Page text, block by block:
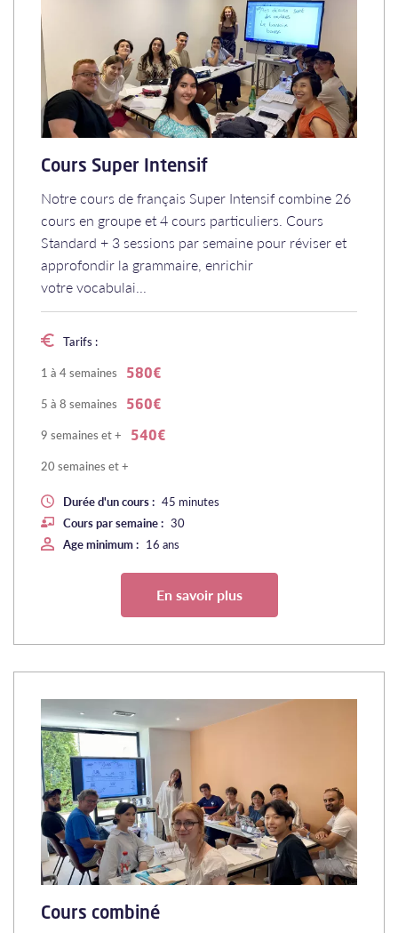
Cours Super Intensif
Notre cours de français Super Intensif combine 26
cours en groupe et 4 cours particuliers. Cours
Standard + 3 sessions par semaine pour réviser et
approfondir la grammaire, enrichir
votre vocabulai...
Tarifs :
1 à 4 semaines
580€
5 à 8 semaines 560€
9 semaines et + 540€
20 semaines et +
Durée d'un cours : 45 minutes
Cours par semaine : 30
Age minimum : 16 ans
En savoir plus
Cours combiné